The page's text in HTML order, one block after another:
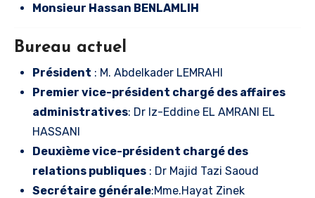
Monsieur Hassan BENLAMLIH
Bureau actuel
Président : M. Abdelkader LEMRAHI
Premier vice-président chargé des affaires
administratives: Dr Iz-Eddine EL AMRANI EL
HASSANI
Deuxième vice-président chargé des
relations publiques : ⁠Dr Majid Tazi Saoud
Secrétaire générale:Mme.Hayat Zinek